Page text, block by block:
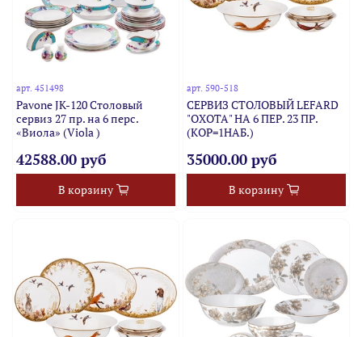
арт.451498
Pavone JK-120 Столовый
сервиз 27 пр. на 6 перс.
«Виола» (Viola )
42588.00 руб
В корзину
арт. 590-518
СЕРВИЗ СТОЛОВЫЙ LEFARD
"ОХОТА" НА 6 ПЕР. 23 ПР.
(КОР=1НАБ.)
35000.00 руб
В корзину